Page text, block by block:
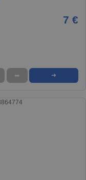
7 €
➦ ➜